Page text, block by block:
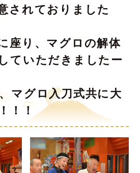
されておりました
座り、マグロの解体
ていただきましたー
マグロ入刀式共に大
！！